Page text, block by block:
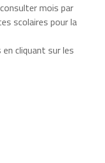
mois par
scolaires pour la
cliquant sur les